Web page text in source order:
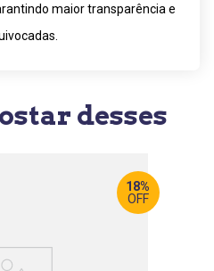
maior transparência e
desses
18%
OFF